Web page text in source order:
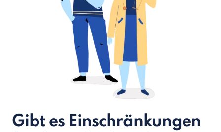
Gibt es Einschränkungen